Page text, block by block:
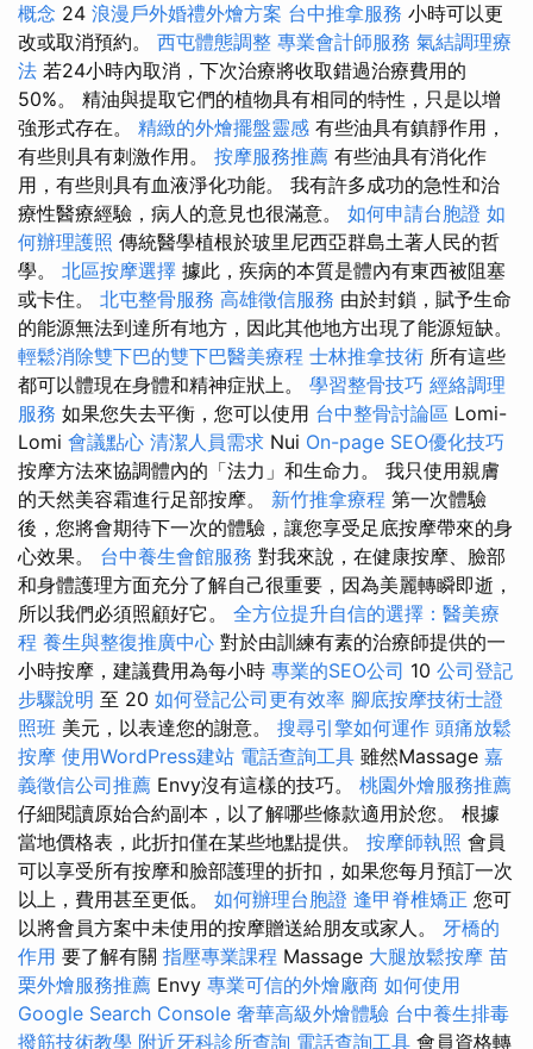
概念 24 浪漫戶外婚禮外燴方案 台中推拿服務 小時可以更
改或取消預約。 西屯體態調整 專業會計師服務 氣結調理療
法 若24小時內取消，下次治療將收取錯過治療費用的
50%。 精油與提取它們的植物具有相同的特性，只是以增
強形式存在。 精緻的外燴擺盤靈感 有些油具有鎮靜作用，
有些則具有刺激作用。 按摩服務推薦 有些油具有消化作
用，有些則具有血液淨化功能。 我有許多成功的急性和治
療性醫療經驗，病人的意見也很滿意。 如何申請台胞證 如
何辦理護照 傳統醫學植根於玻里尼西亞群島土著人民的哲
學。 北區按摩選擇 據此，疾病的本質是體內有東西被阻塞
或卡住。 北屯整骨服務 高雄徵信服務 由於封鎖，賦予生命
的能源無法到達所有地方，因此其他地方出現了能源短缺。
輕鬆消除雙下巴的雙下巴醫美療程 士林推拿技術 所有這些
都可以體現在身體和精神症狀上。 學習整骨技巧 經絡調理
服務 如果您失去平衡，您可以使用 台中整骨討論區 Lomi-
Lomi 會議點心 清潔人員需求 Nui On-page SEO優化技巧
按摩方法來協調體內的「法力」和生命力。 我只使用親膚
的天然美容霜進行足部按摩。 新竹推拿療程 第一次體驗
後，您將會期待下一次的體驗，讓您享受足底按摩帶來的身
心效果。 台中養生會館服務 對我來說，在健康按摩、臉部
和身體護理方面充分了解自己很重要，因為美麗轉瞬即逝，
所以我們必須照顧好它。 全方位提升自信的選擇：醫美療
程 養生與整復推廣中心 對於由訓練有素的治療師提供的一
小時按摩，建議費用為每小時 專業的SEO公司 10 公司登記
步驟說明 至 20 如何登記公司更有效率 腳底按摩技術士證
照班 美元，以表達您的謝意。 搜尋引擎如何運作 頭痛放鬆
按摩 使用WordPress建站 電話查詢工具 雖然Massage 嘉
義徵信公司推薦 Envy沒有這樣的技巧。 桃園外燴服務推薦
仔細閱讀原始合約副本，以了解哪些條款適用於您。 根據
當地價格表，此折扣僅在某些地點提供。 按摩師執照 會員
可以享受所有按摩和臉部護理的折扣，如果您每月預訂一次
以上，費用甚至更低。 如何辦理台胞證 逢甲脊椎矯正 您可
以將會員方案中未使用的按摩贈送給朋友或家人。 牙橋的
作用 要了解有關 指壓專業課程 Massage 大腿放鬆按摩 苗
栗外燴服務推薦 Envy 專業可信的外燴廠商 如何使用
Google Search Console 奢華高級外燴體驗 台中養生排毒
撥筋技術教學 附近牙科診所查詢 電話查詢工具 會員資格轉